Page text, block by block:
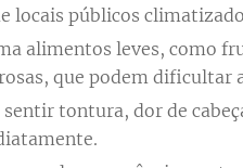
locais públicos
alimentos leves, como
que podem dificultar
sentir tontura, dor de